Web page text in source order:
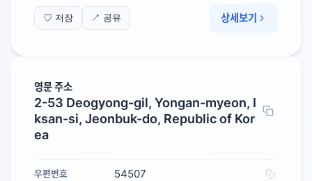
♡ 저장 ↗ 공유 상세보기
영문 주소
2-53 Deogyong-gil, Yongan-myeon, I
ksan-si, Jeonbuk-do, Republic of Kor
ea
우편번호 54507